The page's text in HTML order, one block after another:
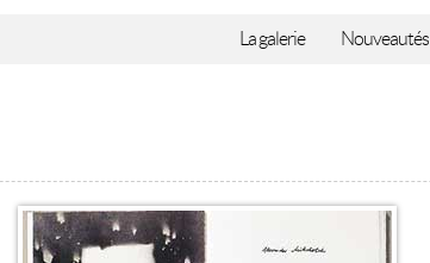
La galerie Nouveautés